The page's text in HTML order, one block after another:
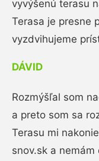
vyvýšenú terasu
Terasa je presne
vyzdvihujeme
DÁVID
Rozmýšľal som
a preto som sa
Terasu mi
snov.sk a